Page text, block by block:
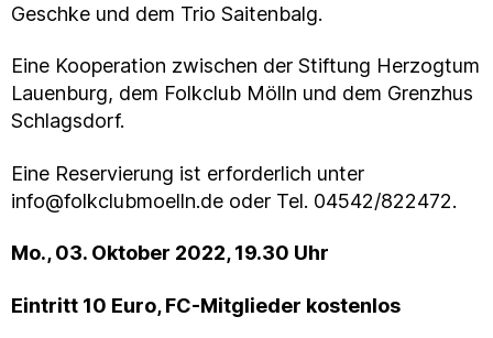
Geschke und dem Trio Saitenbalg.
Eine Kooperation zwischen der Stiftung Herzogtum
Lauenburg, dem Folkclub Mölln und dem Grenzhus
Schlagsdorf.
Eine Reservierung ist erforderlich unter
info@folkclubmoelln.de oder Tel. 04542/822472.
Mo., 03. Oktober 2022, 19.30 Uhr
Eintritt 10 Euro, FC-Mitglieder kostenlos